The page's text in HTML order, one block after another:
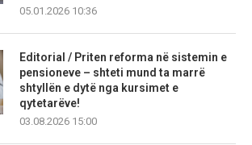
05.01.2026 10:36
Editorial / Priten reforma në sistemin e
pensioneve – shteti mund ta marrë
shtyllën e dytë nga kursimet e
qytetarëve!
03.08.2026 15:00